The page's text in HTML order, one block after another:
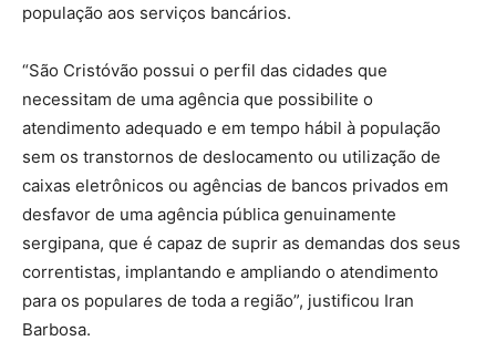
população aos serviços bancários.
“São Cristóvão possui o perfil das cidades que
necessitam de uma agência que possibilite o
atendimento adequado e em tempo hábil à população
sem os transtornos de deslocamento ou utilização de
caixas eletrônicos ou agências de bancos privados em
desfavor de uma agência pública genuinamente
sergipana, que é capaz de suprir as demandas dos seus
correntistas, implantando e ampliando o atendimento
para os populares de toda a região”, justificou Iran
Barbosa.